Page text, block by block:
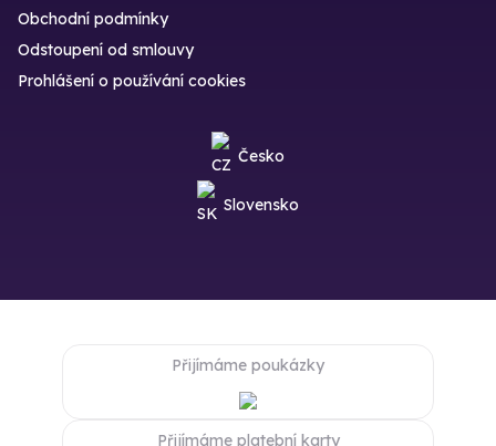
Obchodní podmínky
Odstoupení od smlouvy
Prohlášení o používání cookies
Česko
Slovensko
Přijímáme poukázky
Přijímáme platební karty